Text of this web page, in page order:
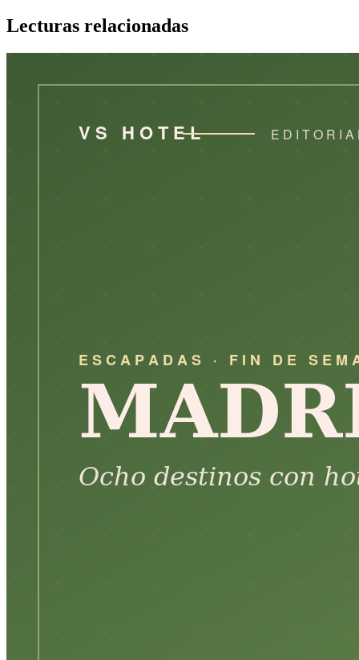
Lecturas relacionadas